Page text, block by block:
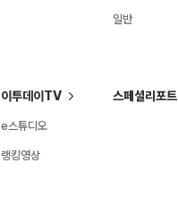
일반
이투데이TV
e스튜디오
랭킹영상
스페셜리포트